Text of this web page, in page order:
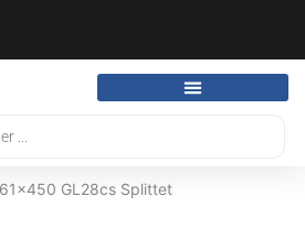
GL28cs Splittet